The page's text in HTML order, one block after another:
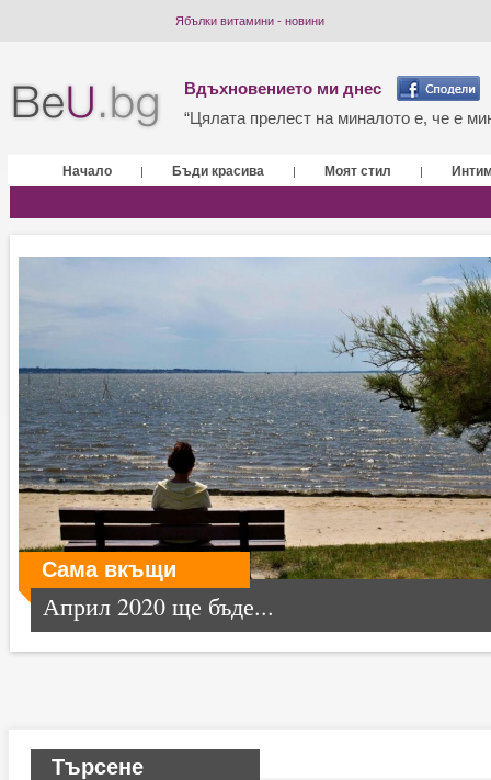
Ябълки витамини - новини
Вдъхновението ми днес
“Цялата прелест на миналото е, че е
Начало | Бъди красива | Моят стил |
Сама вкъщи
Април 2020 ще бъде...
Търсене